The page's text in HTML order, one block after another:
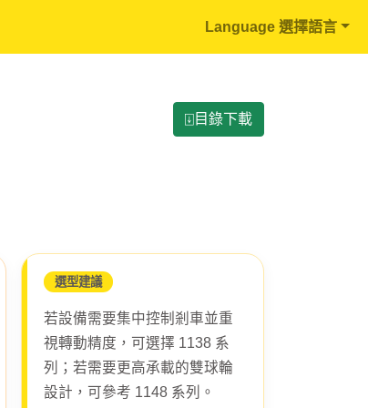
Language 選擇語言
⍗目錄下載
選型建議
若設備需要集中控制剎車並重
視轉動精度，可選擇 1138 系
列；若需要更高承載的雙球輪
設計，可參考 1148 系列。